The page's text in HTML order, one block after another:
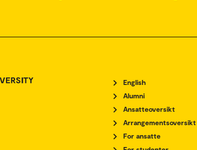
English
Alumni
Ansatteoversikt
Arrangementsoversikt
For ansatte